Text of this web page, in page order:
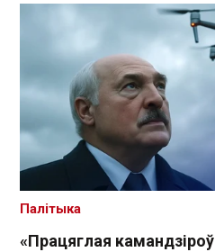
«Працяглая
Палітыка